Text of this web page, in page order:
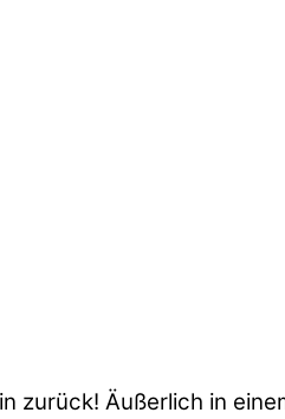
zurück! Äußerlich in